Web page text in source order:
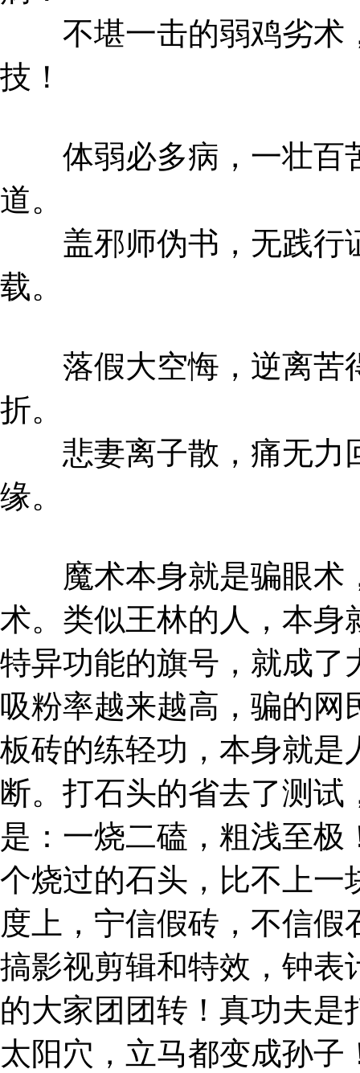
不堪一击的弱鸡劣术
技！
体弱必多病，一壮百
道。
盖邪师伪书，无践行
载。
落假大空悔，逆离苦
折。
悲妻离子散，痛无力
缘。
魔术本身就是骗眼术
术。类似王林的人，本身
特异功能的旗号，就成了
吸粉率越来越高，骗的网
板砖的练轻功，本身就是
断。打石头的省去了测
是：一烧二磕，粗浅至
个烧过的石头，比不上一
度上，宁信假砖，不信
搞影视剪辑和特效，钟表
的大家团团转！真功夫
太阳穴，立马都变成孙